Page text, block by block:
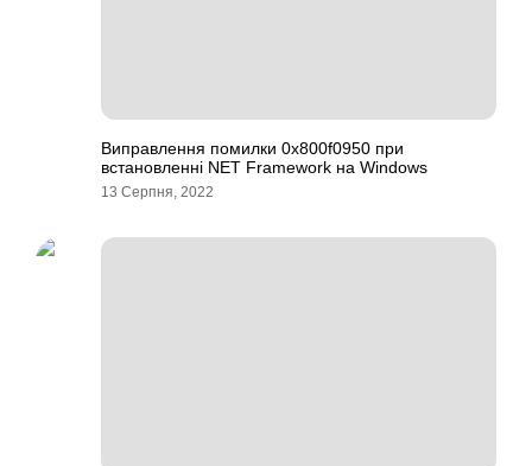
Виправлення помилки 0x800f0950 при
встановленні NET Framework на Windows
13 Серпня, 2022